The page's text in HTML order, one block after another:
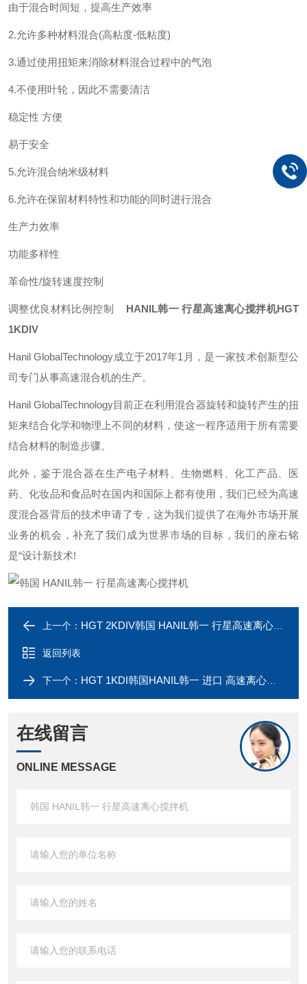
由于混合时间短，提高生产效率
2.允许多种材料混合(高粘度-低粘度)
3.通过使用扭矩来消除材料混合过程中的气泡
4.不使用叶轮，因此不需要清洁
稳定性 方便
易于安全
5.允许混合纳米级材料
6.允许在保留材料特性和功能的同时进行混合
生产力效率
功能多样性
革命性/旋转速度控制
调整优良材料比例控制
HANIL韩一 行星高速离心搅拌机HGT
1KDIV
Hanil GlobalTechnology成立于2017年1月，是一家技术创新型公
司专门从事高速混合机的生产。
Hanil GlobalTechnology目前正在利用混合器旋转和旋转产生的扭
矩来结合化学和物理上不同的材料，使这一程序适用于所有需要
结合材料的制造步骤。
此外，鉴于混合器在生产电子材料、生物燃料、化工产品、医
药、化妆品和食品时在国内和国际上都有使用，我们已经为高速
度混合器背后的技术申请了专，这为我们提供了在海外市场开展
业务的机会，补充了我们成为世界市场的目标，我们的座右铭
是“设计新技术!
上一个： HGT 2KDIV韩国 HANIL韩一 行星高速离心搅拌机
返回列表
下一个： HGT 1KDI韩国HANIL韩一 进口 高速离心搅拌机
在线留言
ONLINE MESSAGE